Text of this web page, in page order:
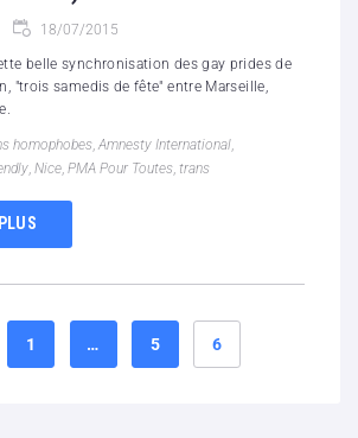
18/07/2015
belle synchronisation des gay prides de
"trois samedis de fête" entre Marseille,
homophobes Amnesty International
Nice PMA Pour Toutes trans
1 … 5 6